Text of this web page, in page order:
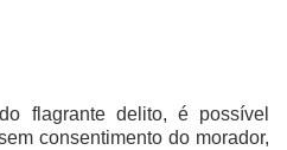
flagrante delito, é possível
consentimento do morador,